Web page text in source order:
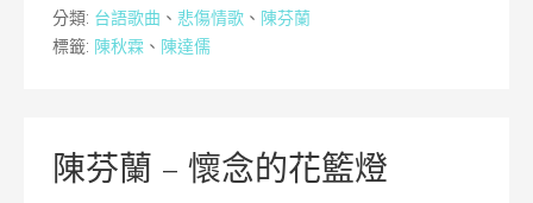
分類: 台語歌曲 、 悲傷情歌 、 陳芬蘭
標籤: 陳秋霖 、 陳達儒
陳芬蘭 – 懷念的花籃燈